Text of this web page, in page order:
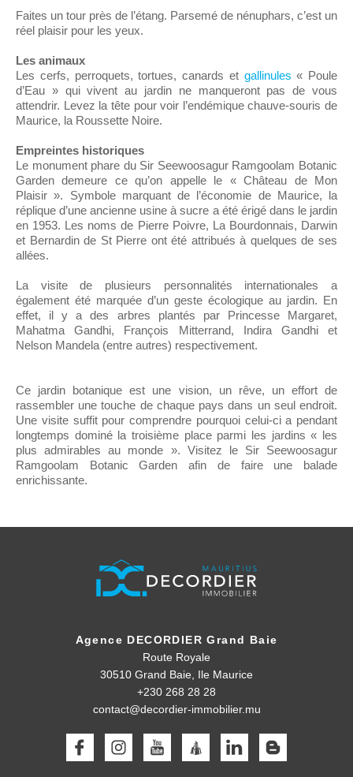
Faites un tour près de l’étang. Parsemé de nénuphars, c’est un
réel plaisir pour les yeux.
Les animaux
Les cerfs, perroquets, tortues, canards et gallinules « Poule
d’Eau » qui vivent au jardin ne manqueront pas de vous
attendrir. Levez la tête pour voir l’endémique chauve-souris de
Maurice, la Roussette Noire.
Empreintes historiques
Le monument phare du Sir Seewoosagur Ramgoolam Botanic
Garden demeure ce qu’on appelle le « Château de Mon
Plaisir ». Symbole marquant de l’économie de Maurice, la
réplique d’une ancienne usine à sucre a été érigé dans le jardin
en 1953. Les noms de Pierre Poivre, La Bourdonnais, Darwin
et Bernardin de St Pierre ont été attribués à quelques de ses
allées.
La visite de plusieurs personnalités internationales a
également été marquée d’un geste écologique au jardin. En
effet, il y a des arbres plantés par Princesse Margaret,
Mahatma Gandhi, François Mitterrand, Indira Gandhi et
Nelson Mandela (entre autres) respectivement.
Ce jardin botanique est une vision, un rêve, un effort de
rassembler une touche de chaque pays dans un seul endroit.
Une visite suffit pour comprendre pourquoi celui-ci a pendant
longtemps dominé la troisième place parmi les jardins « les
plus admirables au monde ». Visitez le Sir Seewoosagur
Ramgoolam Botanic Garden afin de faire une balade
enrichissante.
Agence DECORDIER Grand Baie
Route Royale
30510 Grand Baie, Ile Maurice
+230 268 28 28
contact@decordier-immobilier.mu